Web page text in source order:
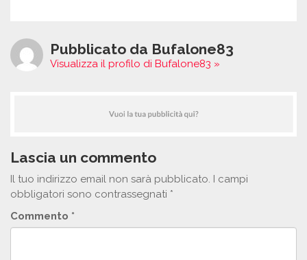
Pubblicato da Bufalone83
Visualizza il profilo di Bufalone83 »
Lascia un commento
Il tuo indirizzo email non sarà pubblicato. I campi
obbligatori sono contrassegnati *
Commento *